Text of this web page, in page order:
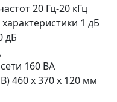
20 Гц-20 кГц
1 дБ
дБ
160 ВА
460 х 370 х 120 мм